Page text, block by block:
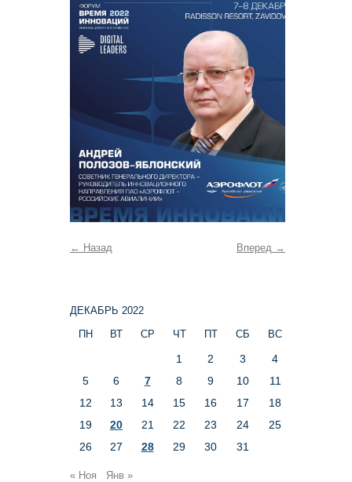
← Назад Вперед →
ДЕКАБРЬ 2022
ПН
ВТ СР ЧТ ПТ СБ ВС
1 2 3
4
5
6 7 8 9 10
11
12
13 14 15 16 17
18
19
20 21 22 23 24
25
26
27 28 29 30 31
« Ноя Янв »